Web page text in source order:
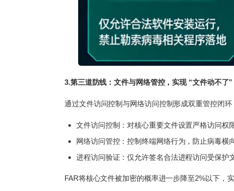
3.第三道防线：文件与网络管控，实现 “文件动不了”
通过文件访问控制与网络访问控制形成双重管控闭环
文件访问控制：对核心重要文件设置严格访问权
网络访问管控：控制终端网络行为，防止病毒横
进程访问验证：仅允许签名合法进程访问受保护
FAR将核心文件被加密的概率进一步降至2%以下，